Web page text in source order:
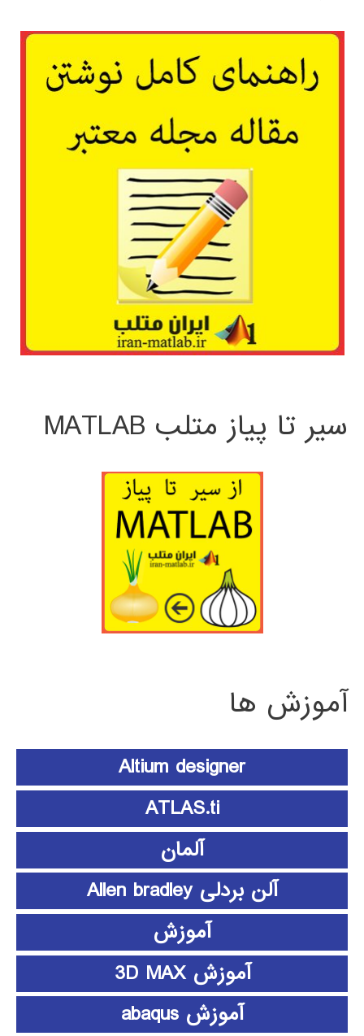
سیر تا پیاز متلب MATLAB
آموزش ها
Altium designer
ATLAS.ti
آلمان
آلن بردلی Allen bradley
آموزش
آموزش 3D MAX
آموزش abaqus